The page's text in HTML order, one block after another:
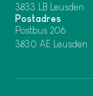
3833 LB Leusden
Postadres
Postbus 206
3830 AE Leusden